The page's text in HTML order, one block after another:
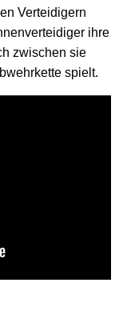
Verteidigern
ihre
zwischen sie
spielt.